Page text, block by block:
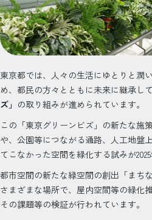
東京都では、人々の生活にゆとりと潤
め、都民の方々とともに未来に継承し
ズ」 の取り組みが進められています。
この「東京グリーンビズ」の新たな施
や、公園等につながる通路、人工地盤
てこなかった空間を緑化する試みが
都市空間の新たな緑空間の創出「まち
さまざまな場所で、屋内空間等の緑化
その課題等の検証が行われています。